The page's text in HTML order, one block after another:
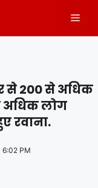
से 200 से अधिक
अधिक लोग
रवाना.
6:02 PM